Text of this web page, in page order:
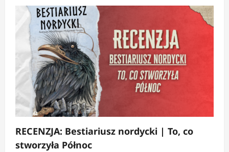
RECENZJA: Bestiariusz nordycki | To, co
stworzyła Północ